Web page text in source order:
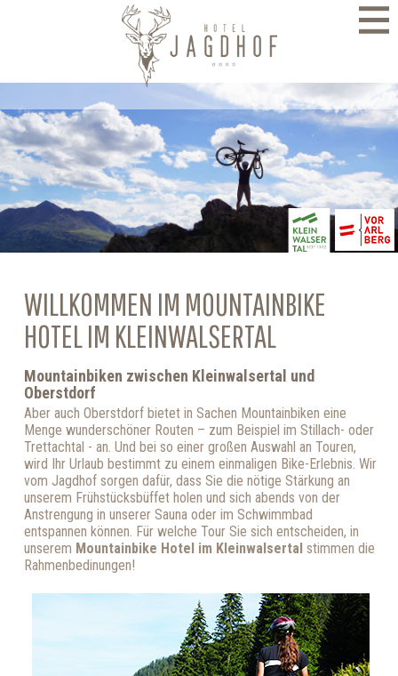
WILLKOMMEN IM MOUNTAINBIKE
HOTEL IM KLEINWALSERTAL
Mountainbiken zwischen Kleinwalsertal und
Oberstdorf
Aber auch Oberstdorf bietet in Sachen Mountainbiken eine
Menge wunderschöner Routen – zum Beispiel im Stillach- oder
Trettachtal - an. Und bei so einer großen Auswahl an Touren,
wird Ihr Urlaub bestimmt zu einem einmaligen Bike-Erlebnis. Wir
vom Jagdhof sorgen dafür, dass Sie die nötige Stärkung an
unserem Frühstücksbüffet holen und sich abends von der
Anstrengung in unserer Sauna oder im Schwimmbad
entspannen können. Für welche Tour Sie sich entscheiden, in
unserem Mountainbike Hotel im Kleinwalsertalstimmen die
Rahmenbedinungen!